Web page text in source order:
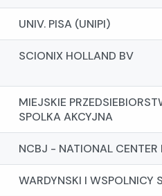
UNIV. PISA (UNIPI)
SCIONIX HOLLAND BV
MIEJSKIE
SPOLKA AKCYJNA
NCBJ - NATIONAL CENTER
WARDYNSKI I WSPOLNICY